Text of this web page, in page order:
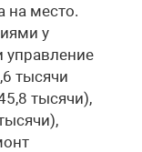
на место.
у
управление
тысячи
тысячи),